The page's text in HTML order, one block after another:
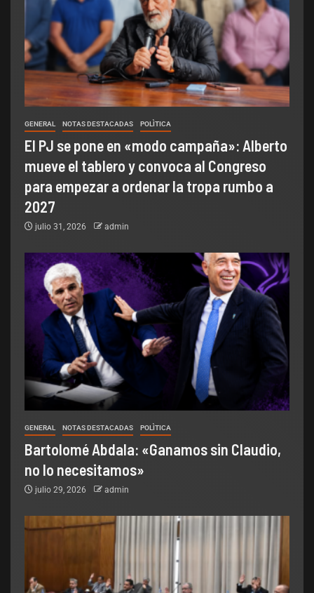
GENERAL NOTAS DESTACADAS POLÌTICA
El PJ se pone en «modo campaña»: Alberto
mueve el tablero y convoca al Congreso
para empezar a ordenar la tropa rumbo a
2027
julio 31, 2026 admin
GENERAL NOTAS DESTACADAS POLÌTICA
Bartolomé Abdala: «Ganamos sin Claudio,
no lo necesitamos»
julio 29, 2026 admin